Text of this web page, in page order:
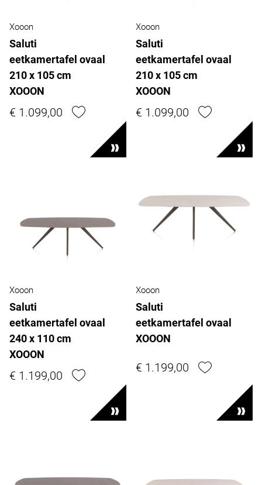
Xooon
Saluti
eetkamertafel ovaal
210 x 105 cm
XOOON
€ 1.099,00
Xooon
Saluti
eetkamertafel ovaal
210 x 105 cm
XOOON
€ 1.099,00
Xooon
Saluti
eetkamertafel ovaal
240 x 110 cm
XOOON
€ 1.199,00
Xooon
Saluti
eetkamertafel ovaal
XOOON
€ 1.199,00